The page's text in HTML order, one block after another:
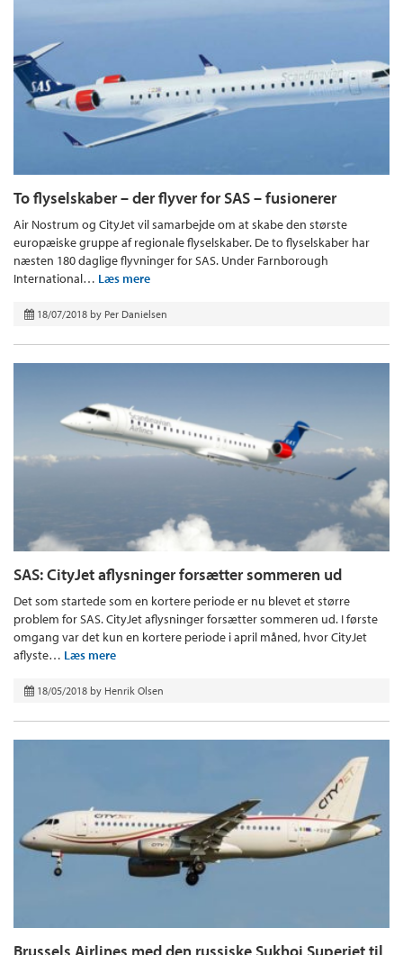
To flyselskaber – der flyver for SAS – fusionerer
Air Nostrum og CityJet vil samarbejde om at skabe den største
europæiske gruppe af regionale flyselskaber. De to flyselskaber har
næsten 180 daglige flyvninger for SAS. Under Farnborough
International… Læs mere
18/07/2018 by Per Danielsen
SAS: CityJet aflysninger forsætter sommeren ud
Det som startede som en kortere periode er nu blevet et større
problem for SAS. CityJet aflysninger forsætter sommeren ud. I første
omgang var det kun en kortere periode i april måned, hvor CityJet
aflyste… Læs mere
18/05/2018 by Henrik Olsen
Brussels Airlines med den russiske Sukhoi Superjet til